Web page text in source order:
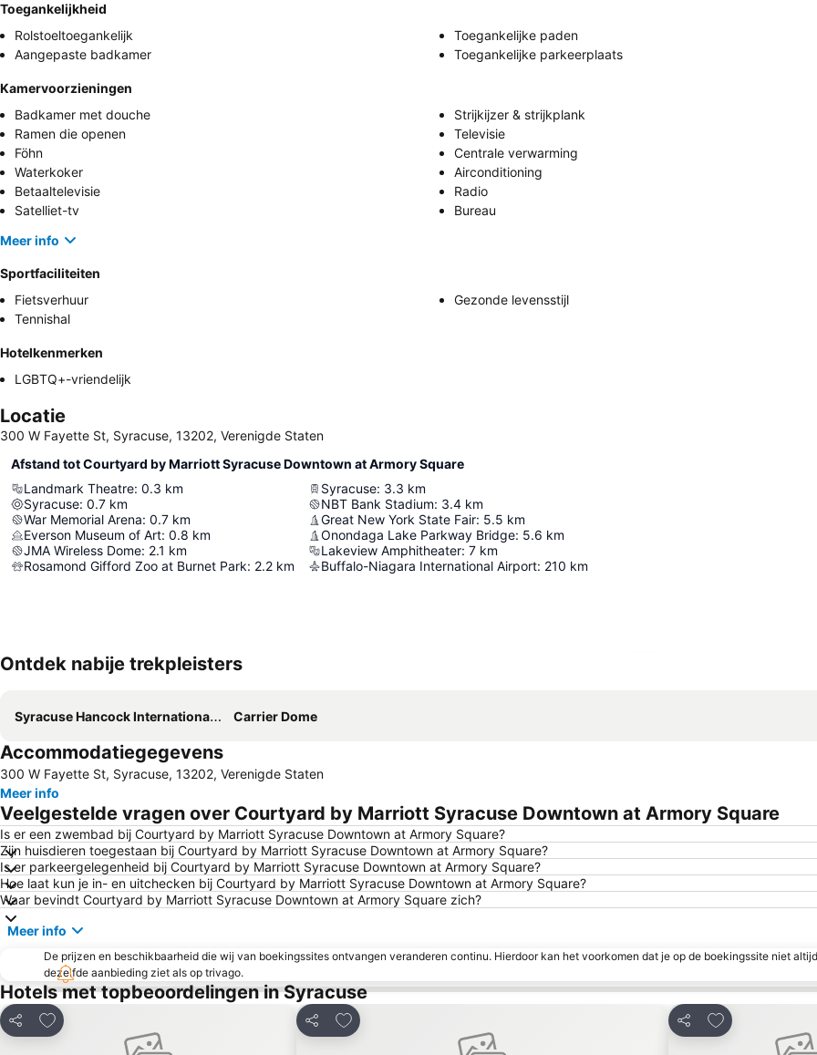
Toegankelijkheid
Rolstoeltoegankelijk
Toegankelijke paden
Aangepaste badkamer
Toegankelijke parkeerplaats
Kamervoorzieningen
Badkamer met douche
Strijkijzer & strijkplank
Ramen die openen
Televisie
Föhn
Centrale verwarming
Waterkoker
Airconditioning
Betaaltelevisie
Radio
Satelliet-tv
Bureau
Meer info
Sportfaciliteiten
Fietsverhuur
Gezonde levensstijl
Tennishal
Hotelkenmerken
LGBTQ+-vriendelijk
Locatie
300 W Fayette St, Syracuse, 13202, Verenigde Staten
Afstand tot Courtyard by Marriott Syracuse Downtown at Armory Square
Landmark Theatre: 0.3 km
Syracuse: 0.7 km
War Memorial Arena: 0.7 km
Everson Museum of Art: 0.8 km
JMA Wireless Dome: 2.1 km
Rosamond Gifford Zoo at Burnet Park: 2.2 km
Syracuse: 3.3 km
NBT Bank Stadium: 3.4 km
Great New York State Fair: 5.5 km
Onondaga Lake Parkway Bridge: 5.6 km
Lakeview Amphitheater: 7 km
Buffalo-Niagara International Airport: 210 km
Ontdek nabije trekpleisters
Syracuse Hancock International Airport Carrier Dome
Accommodatiegegevens
300 W Fayette St, Syracuse, 13202, Verenigde Staten
Meer info
Veelgestelde vragen over Courtyard by Marriott Syracuse Downtown at Armory Square
Is er een zwembad bij Courtyard by Marriott Syracuse Downtown at Armory Square?
Zijn huisdieren toegestaan bij Courtyard by Marriott Syracuse Downtown at Armory Square?
Is er parkeergelegenheid bij Courtyard by Marriott Syracuse Downtown at Armory Square?
Hoe laat kun je in- en uitchecken bij Courtyard by Marriott Syracuse Downtown at Armory Square?
Waar bevindt Courtyard by Marriott Syracuse Downtown at Armory Square zich?
Meer info
De prijzen en beschikbaarheid die wij van boekingssites ontvangen veranderen continu. Hierdoor kan het voorkomen dat je op de boekingssite niet
dezelfde aanbieding ziet als op trivago.
Hotels met topbeoordelingen in Syracuse
Delen
Toevoegen aan favorieten
Delen
Toevoegen aan favorieten
Delen
Toevoegen aan